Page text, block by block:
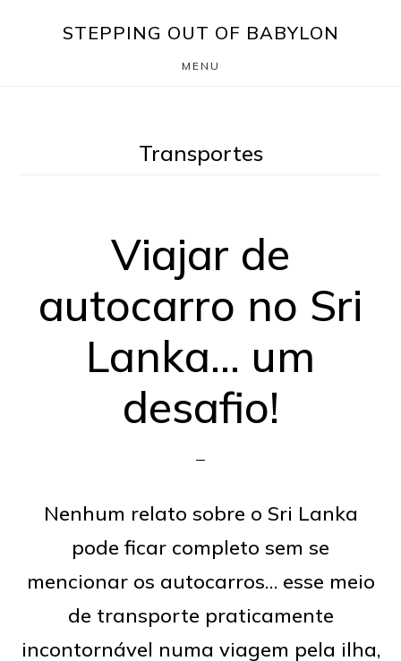
STEPPING OUT OF BABYLON
MENU
Transportes
Viajar de
autocarro no Sri
Lanka… um
desafio!
Nenhum relato sobre o Sri Lanka
pode ficar completo sem se
mencionar os autocarros… esse meio
de transporte praticamente
incontornável numa viagem pela ilha,